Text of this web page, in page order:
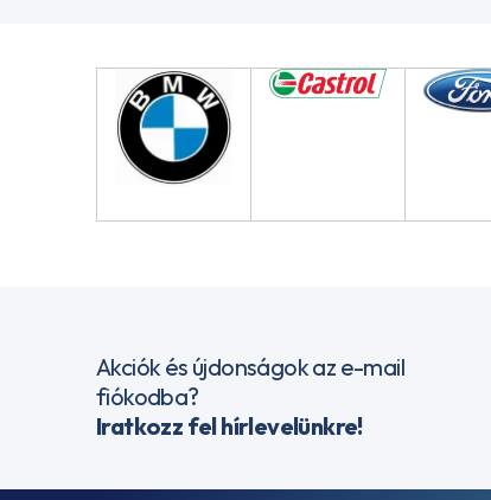
Akciók és újdonságok az e-mail
fiókodba?
Iratkozz fel hírlevelünkre!